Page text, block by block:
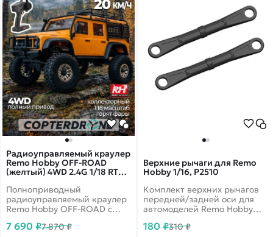
Радиоуправляемый краулер
Remo Hobby OFF-ROAD
(желтый) 4WD 2.4G 1/18 RTR -
Полноприводный
радиоуправляемый краулер
Remo Hobby OFF-ROAD c
масштабе 1/18.
7 690 ₽7 870 ₽
Верхние рычаги для Remo
Hobby 1/16, P2510
Комплект верхних рычагов
передней/задней оси для
автомоделей Remo Hobby
Dingo RH1651, Rocket RH1621.
180 ₽310 ₽